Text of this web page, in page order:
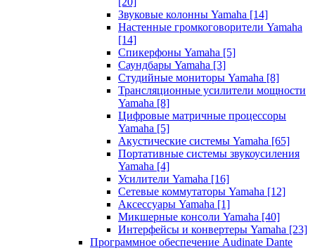
Звуковые колонны Yamaha [14]
Настенные громкоговорители Yamaha
[14]
Спикерфоны Yamaha [5]
Саундбары Yamaha [3]
Студийные мониторы Yamaha [8]
Трансляционные усилители мощности
Yamaha [8]
Цифровые матричные процессоры
Yamaha [5]
Акустические системы Yamaha [65]
Портативные системы звукоусиления
Yamaha [4]
Усилители Yamaha [16]
Сетевые коммутаторы Yamaha [12]
Аксессуары Yamaha [1]
Микшерные консоли Yamaha [40]
Интерфейсы и конвертеры Yamaha [23]
Программное обеспечение Audinate Dante